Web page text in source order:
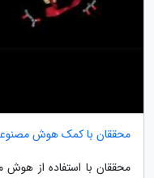
محققان با کمک هوش مصنوعی چالش علمی
محققان با استفاده از